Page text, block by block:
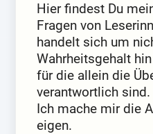
Hier findest Du
Fragen von
handelt sich um
Wahrheitsgehalt
für die allein die
verantwortlich sind.
Ich mache mir die
eigen.